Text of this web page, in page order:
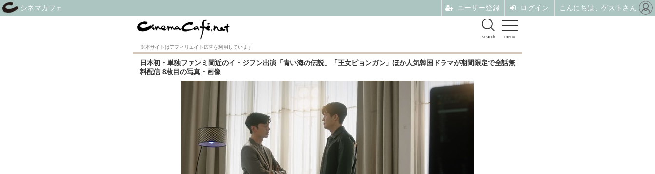
menu
search
※本サイトはアフィリエイト広告を利用しています
日本初・単独ファンミ間近のイ・ジフン出演「青い海の伝説」「王女ピョンガン」ほか人気韓国ドラマが期間限定で全話無
料配信 8枚目の写真・画像
シネマカフェ ユーザー登録 ログイン こんにちは、ゲストさん